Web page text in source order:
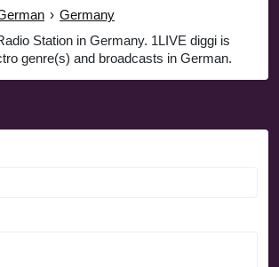
› Germany
Station in Germany. 1LIVE diggi is
genre(s) and broadcasts in German.